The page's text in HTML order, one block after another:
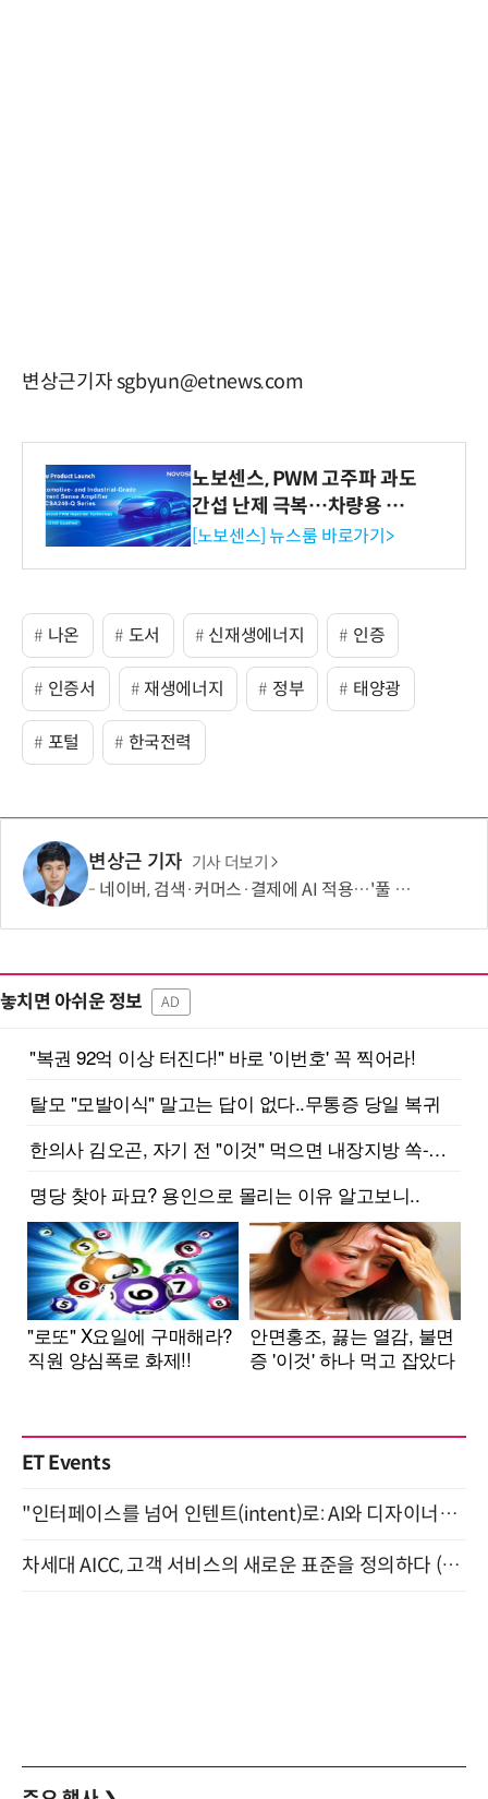
변상근기자 sgbyun@etnews.com
노보센스, PWM 고주파 과도
간섭 난제 극복…차량용 전
류 감지 증폭기
[노보센스] 뉴스룸 바로가기>
나온 도서 신재생에너지 인증
인증서 재생에너지 정부 태양광
포털 한국전력
변상근 기자 기사 더보기
네이버, 검색·커머스·결제에 AI 적용…'풀 퍼널' 수익화 강화
놓치면 아쉬운 정보 AD
ET Events
"인터페이스를 넘어 인텐트(intent)로: AI와 디자이너가 함께 만드는 공존의 UX" 강남역 (9/2)
차세대 AICC, 고객 서비스의 새로운 표준을 정의하다 (9/9)